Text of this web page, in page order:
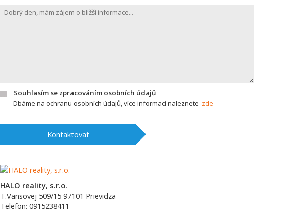
Souhlasím se zpracováním osobních údajů
Dbáme na ochranu osobních údajů, více informací naleznete zde
Kontaktovat
HALO reality, s.r.o.
T.Vansovej 509/15 97101 Prievidza
Telefon: 0915238411